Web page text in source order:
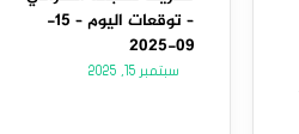
– توقعات اليوم – 15-
09-2025
سبتمبر 15, 2025